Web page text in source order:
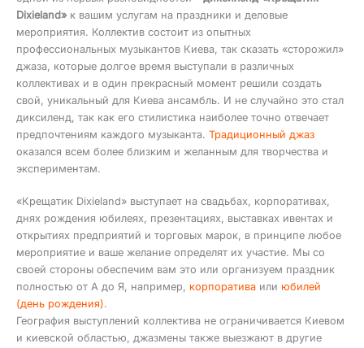
Dixieland» к вашим услугам на праздники и деловые
мероприятия. Коллектив состоит из опытных
профессиональных музыкантов Киева, так сказать «сторожил»
джаза, которые долгое время выступали в различных
коллективах и в один прекрасный момент решили создать
свой, уникальный для Киева ансамбль. И не случайно это стал
диксиленд, так как его стилистика наиболее точно отвечает
предпочтениям каждого музыканта. Традиционный джаз
оказался всем более близким и желанным для творчества и
экспериментам.
«Крещатик Dixieland» выступает на свадьбах, корпоративах,
днях рождения юбилеях, презентациях, выставках ивентах и
открытиях предприятий и торговых марок, в принципе любое
мероприятие и ваше желание определят их участие. Мы со
своей стороны обеспечим вам это или организуем праздник
полностью от А до Я, например, корпоратива или юбилей
(день рождения).
География выступлений коллектива не ограничивается Киевом
и киевской областью, джазмены также выезжают в другие